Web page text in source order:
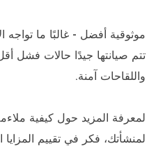
موثوقية أفضل - غالبًا ما تواجه
تتم صيانتها جيدًا حالات فشل
واللقاحات آمنة.
لمعرفة المزيد حول كيفية
لمنشأتك، فكر في تقييم المزايا